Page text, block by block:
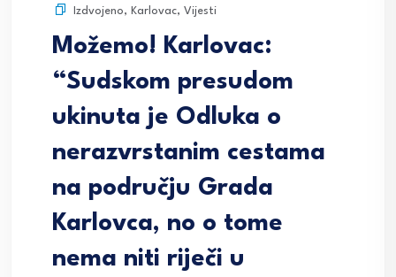
Izdvojeno, Karlovac, Vijesti
Možemo! Karlovac:
“Sudskom presudom
ukinuta je Odluka o
nerazvrstanim cestama
na području Grada
Karlovca, no o tome
nema niti riječi u